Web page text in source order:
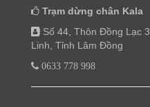
Trạm dừng chân Kala
Số 44, Thôn Đồng Lạc
Linh, Tỉnh Lâm Đồng
0633 778 998